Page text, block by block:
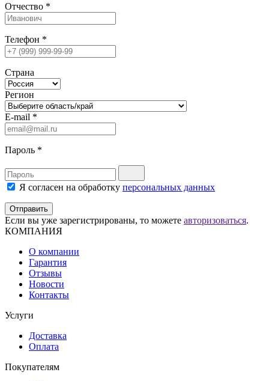
Отчество *
Телефон *
Страна
Регион
E-mail *
Пароль *
Я согласен на обработку персональных данных
Отправить
Если вы уже зарегистрированы, то можете авторизоваться.
КОМПАНИЯ
О компании
Гарантия
Отзывы
Новости
Контакты
Услуги
Доставка
Оплата
Покупателям